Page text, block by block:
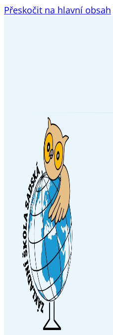
Přeskočit na hlavní obsah